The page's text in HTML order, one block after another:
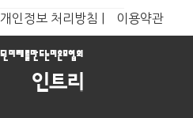
개인정보 처리방침 | 이용약관